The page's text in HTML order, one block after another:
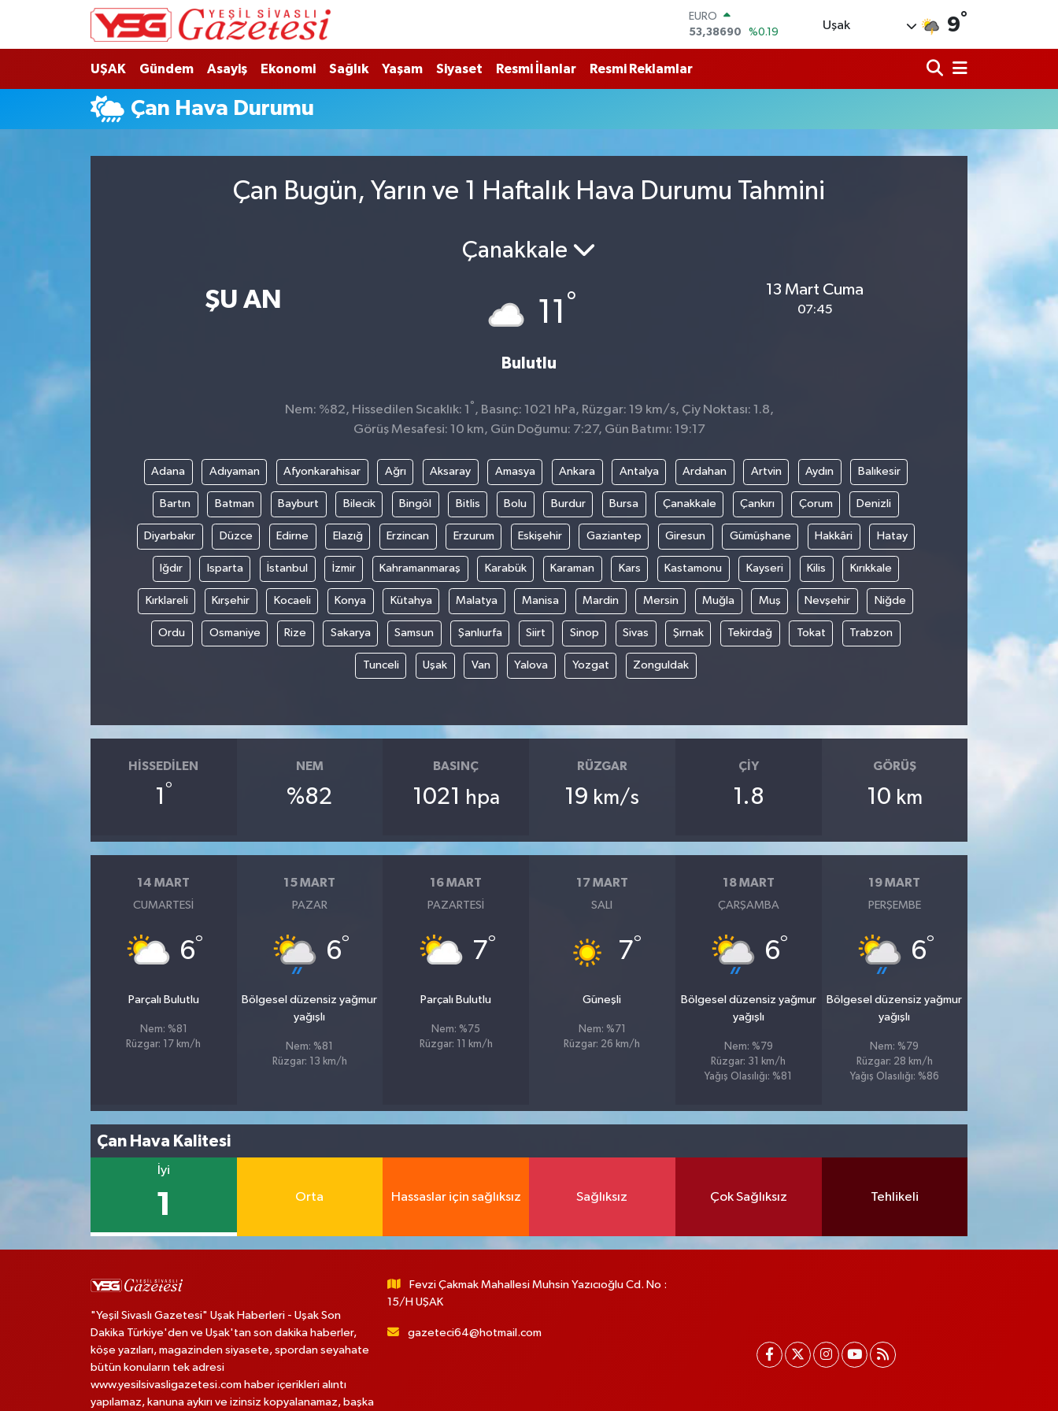
53,38690
STERLİN
61,60380
%0.18
G.ALTIN
Uşak 9°
UŞAK Gündem Asayiş Ekonomi Sağlık Yaşam Siyaset Resmi İlanlar Resmi Reklamlar
Çan Hava Durumu
Çan Bugün, Yarın ve 1 Haftalık Hava Durumu Tahmini
ŞU AN
Çanakkale
11 °
Bulutlu
13 Mart Cuma
07:45
Nem: %82, Hissedilen Sıcaklık: 1 ° , Basınç: 1021 hPa, Rüzgar: 19 km/s, Çiy Noktası: 1.8,
Görüş Mesafesi: 10 km, Gün Doğumu: 7:27, Gün Batımı: 19:17
Adana Adıyaman Afyonkarahisar Ağrı Aksaray Amasya Ankara Antalya Ardahan Artvin Aydın Balıkesir
Bartın Batman Bayburt Bilecik Bingöl Bitlis Bolu Burdur Bursa Çanakkale Çankırı Çorum Denizli
Diyarbakır Düzce Edirne Elazığ Erzincan Erzurum Eskişehir Gaziantep Giresun Gümüşhane Hakkâri Hatay
Iğdır Isparta İstanbul İzmir Kahramanmaraş Karabük Karaman Kars Kastamonu Kayseri Kilis Kırıkkale
Kırklareli Kırşehir Kocaeli Konya Kütahya Malatya Manisa Mardin Mersin Muğla Muş Nevşehir Niğde
Ordu Osmaniye Rize Sakarya Samsun Şanlıurfa Siirt Sinop Sivas Şırnak Tekirdağ Tokat Trabzon
Tunceli Uşak Van Yalova Yozgat Zonguldak
HISSEDILEN
1°
NEM
%82
BASINÇ
1021 hpa
RÜZGAR
19 km/s
ÇIY
1.8
GÖRÜŞ
10 km
14 MART
CUMARTESI
6°
Parçalı Bulutlu
Nem: %81
Rüzgar: 17 km/h
15 MART
PAZAR
6°
Bölgesel düzensiz yağmur
yağışlı
Nem: %81
Rüzgar: 13 km/h
16 MART
PAZARTESI
7°
Parçalı Bulutlu
Nem: %75
Rüzgar: 11 km/h
17 MART
SALI
7°
Güneşli
Nem: %71
Rüzgar: 26 km/h
18 MART
ÇARŞAMBA
6°
Bölgesel düzensiz yağmur
yağışlı
Nem: %79
Rüzgar: 31 km/h
Yağış Olasılığı: %81
19 MART
PERŞEMBE
6°
Bölgesel düzensiz yağmur
yağışlı
Nem: %79
Rüzgar: 28 km/h
Yağış Olasılığı: %86
Çan Hava Kalitesi
İyi
1 Orta Hassaslar için sağlıksız Sağlıksız Çok Sağlıksız Tehlikeli
"Yeşil Sivaslı Gazetesi" Uşak Haberleri - Uşak Son
Dakika Türkiye'den ve Uşak'tan son dakika haberler,
köşe yazıları, magazinden siyasete, spordan seyahate
bütün konuların tek adresi
www.yesilsivasligazetesi.com haber içerikleri alıntı
yapılamaz, kanuna aykırı ve izinsiz kopyalanamaz, başka
Fevzi Çakmak Mahallesi Muhsin Yazıcıoğlu Cd. No :
15/H UŞAK
gazeteci64@hotmail.com
Hava Durumu